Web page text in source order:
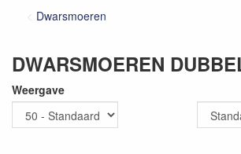
Dwarsmoeren
DWARSMOEREN
Weergave